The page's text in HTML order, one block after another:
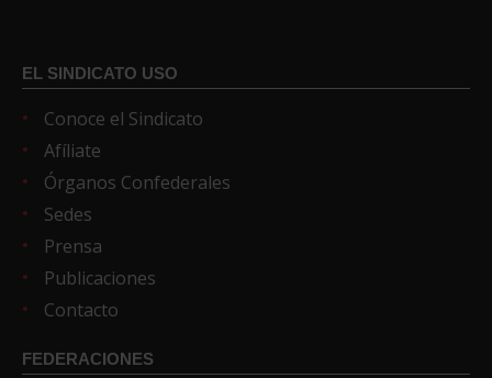
EL SINDICATO USO
Conoce el Sindicato
Afíliate
Órganos Confederales
Sedes
Prensa
Publicaciones
Contacto
FEDERACIONES